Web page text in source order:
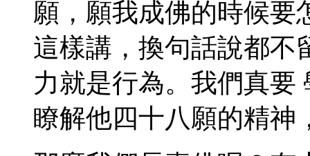
願，願我成佛的時候要
這樣講，換句話說都不
力就是行為。我們真要
瞭解他四十八願的精神